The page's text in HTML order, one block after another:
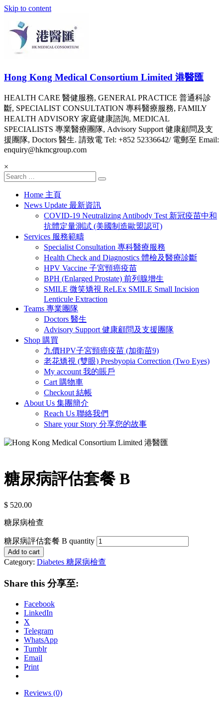
Skip to content
Hong Kong Medical Consortium Limited 港醫匯
HEALTH CARE 醫健服務, GENERAL PRACTICE 普通科診
斷, SPECIALIST CONSULTATION 專科醫療服務, FAMILY
HEALTH ADVISORY 家庭健康諮詢, MEDICAL
SPECIALISTS 專業醫療團隊, Advisory Support 健康顧問及支
援團隊, Doctors 醫生. 請致電 Tel: +852 52336642/ 電郵至 Email:
enquiry@hkmcgroup.com
×
Home 主頁
News Update 最新資訊
COVID-19 Neutralizing Antibody Test 新冠疫苗中和
抗體定量測試 (美國制造歐盟認可)
Services 服務範疇
Specialist Consultation 專科醫療服務
Health Check and Diagnostics 體檢及醫療診斷
HPV Vaccine 子宮頸癌疫苗
BPH (Enlarged Prostate) 前列腺增生
SMILE 微笑矯視 ReLEx SMILE Small Incision
Lenticule Extraction
Teams 專業團隊
Doctors 醫生
Advisory Support 健康顧問及支援團隊
Shop 購買
九價HPV子宮頸癌疫苗 (加衛苗9)
老花矯視 (雙眼) Presbyopia Correction (Two Eyes)
My account 我的賬戶
Cart 購物車
Checkout 結帳
About Us 集團簡介
Reach Us 聯絡我們
Share your Story 分享您的故事
糖尿病評估套餐 B
$ 520.00
糖尿病檢查
糖尿病評估套餐 B quantity
Add to cart
Category: Diabetes 糖尿病檢查
Share this 分享至:
Facebook
LinkedIn
X
Telegram
WhatsApp
Tumblr
Email
Print
Reviews (0)